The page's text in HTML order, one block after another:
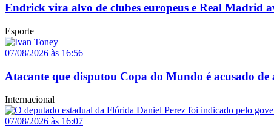
Endrick vira alvo de clubes europeus e Real Madrid
Esporte
07/08/2026 às 16:56
Atacante que disputou Copa do Mundo é acusado de
Internacional
07/08/2026 às 16:07